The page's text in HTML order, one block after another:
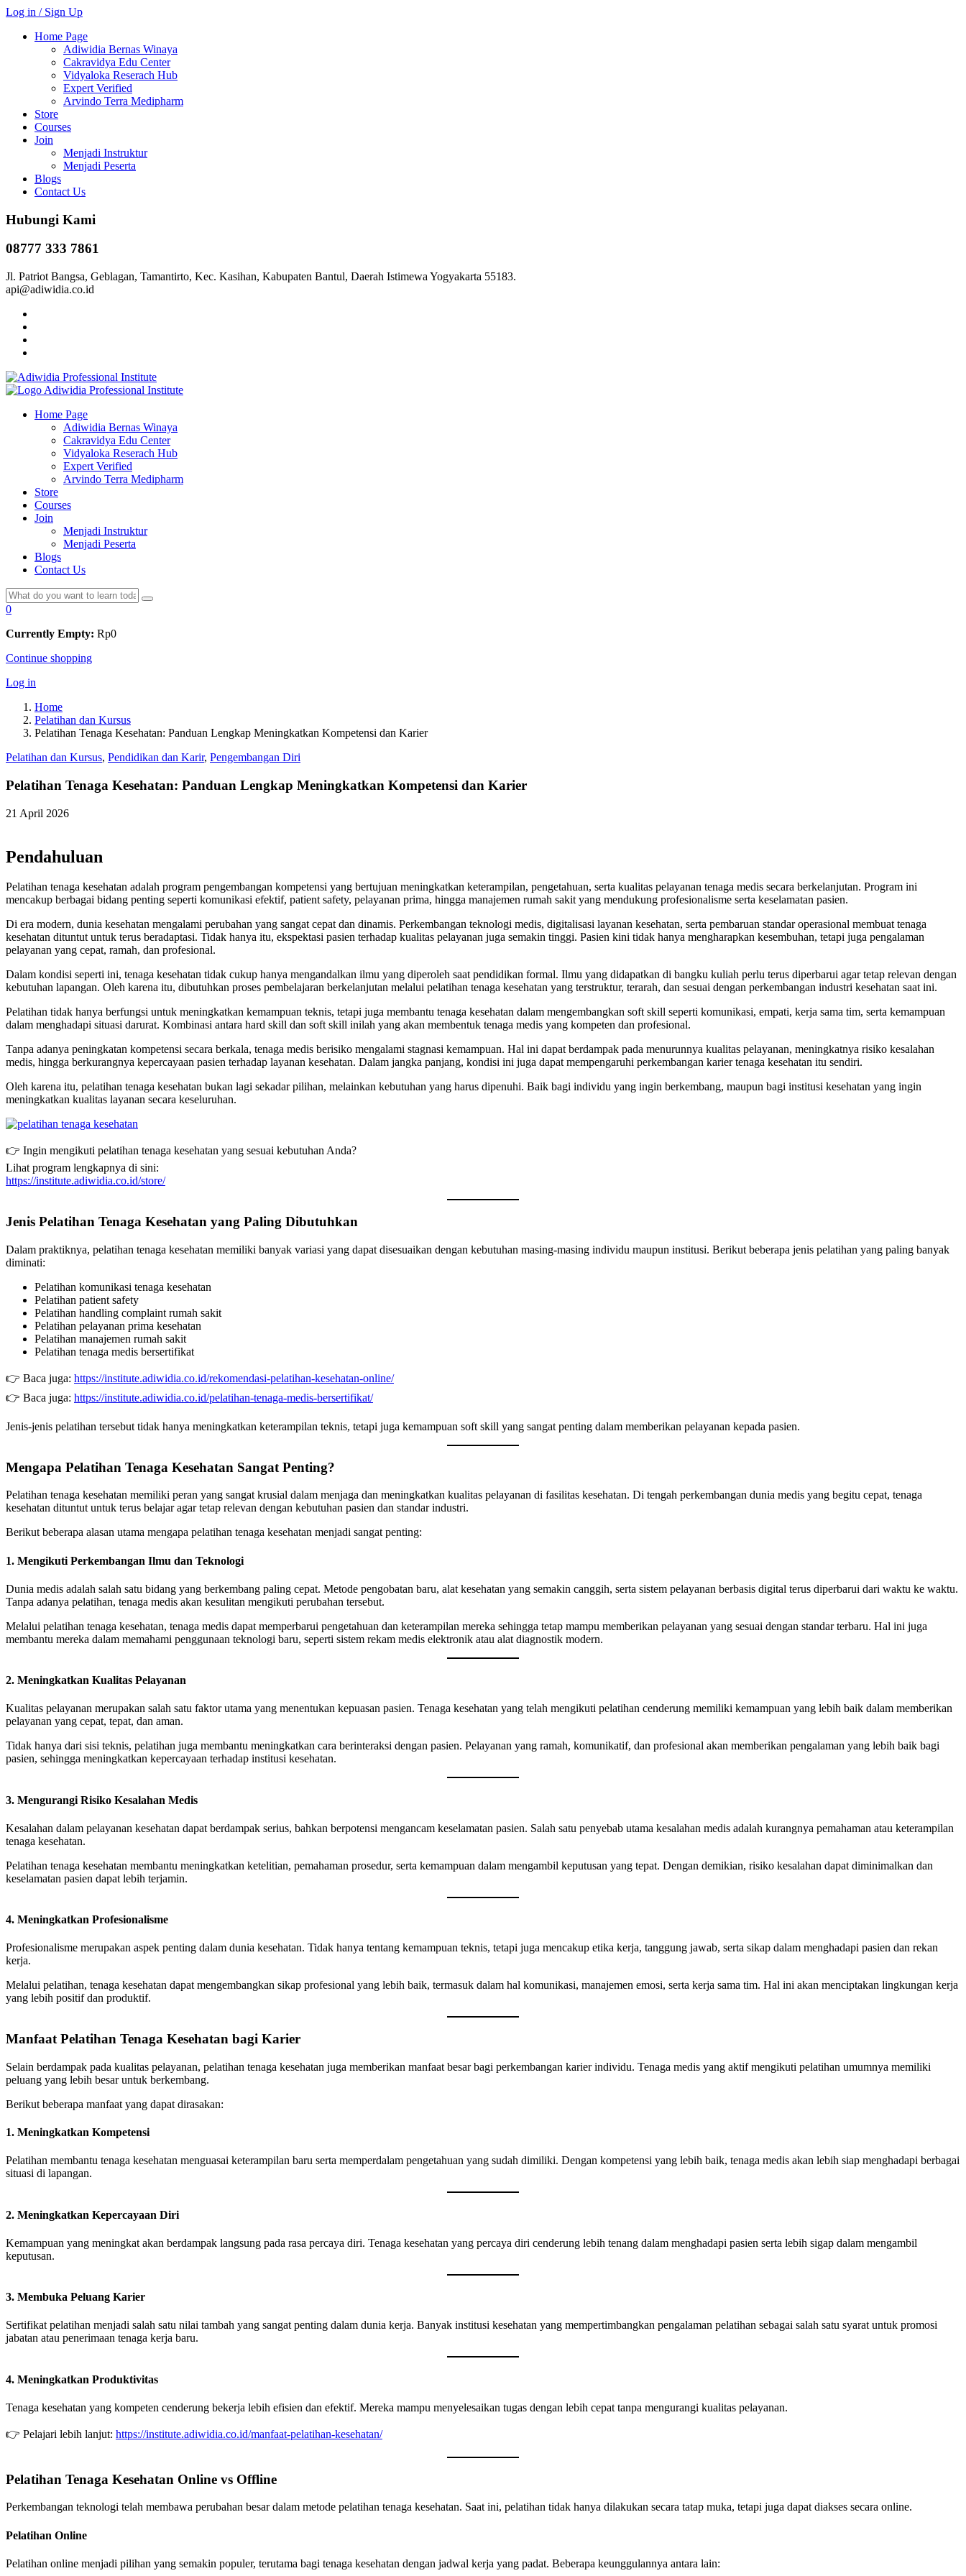
Log in / Sign Up
Home Page
Adiwidia Bernas Winaya
Cakravidya Edu Center
Vidyaloka Reserach Hub
Expert Verified
Arvindo Terra Medipharm
Store
Courses
Join
Menjadi Instruktur
Menjadi Peserta
Blogs
Contact Us
Hubungi Kami
08777 333 7861
Jl. Patriot Bangsa, Geblagan, Tamantirto, Kec. Kasihan, Kabupaten Bantul, Daerah Istimewa Yogyakarta 55183.
api@adiwidia.co.id
Home Page
Adiwidia Bernas Winaya
Cakravidya Edu Center
Vidyaloka Reserach Hub
Expert Verified
Arvindo Terra Medipharm
Store
Courses
Join
Menjadi Instruktur
Menjadi Peserta
Blogs
Contact Us
0
Currently Empty: Rp0
Continue shopping
Log in
Home
Pelatihan dan Kursus
Pelatihan Tenaga Kesehatan: Panduan Lengkap Meningkatkan Kompetensi dan Karier
Pelatihan dan Kursus, Pendidikan dan Karir, Pengembangan Diri
Pelatihan Tenaga Kesehatan: Panduan Lengkap Meningkatkan Kompetensi dan Karier
21 April 2026
Pendahuluan
Pelatihan tenaga kesehatan adalah program pengembangan kompetensi yang bertujuan meningkatkan keterampilan, pengetahuan, serta kualitas pelayanan tenaga medis secara berkelanjutan. Program ini
mencakup berbagai bidang penting seperti komunikasi efektif, patient safety, pelayanan prima, hingga manajemen rumah sakit yang mendukung profesionalisme serta keselamatan pasien.
Di era modern, dunia kesehatan mengalami perubahan yang sangat cepat dan dinamis. Perkembangan teknologi medis, digitalisasi layanan kesehatan, serta pembaruan standar operasional membuat tenaga
kesehatan dituntut untuk terus beradaptasi. Tidak hanya itu, ekspektasi pasien terhadap kualitas pelayanan juga semakin tinggi. Pasien kini tidak hanya mengharapkan kesembuhan, tetapi juga pengalaman
pelayanan yang cepat, ramah, dan profesional.
Dalam kondisi seperti ini, tenaga kesehatan tidak cukup hanya mengandalkan ilmu yang diperoleh saat pendidikan formal. Ilmu yang didapatkan di bangku kuliah perlu terus diperbarui agar tetap relevan dengan
kebutuhan lapangan. Oleh karena itu, dibutuhkan proses pembelajaran berkelanjutan melalui pelatihan tenaga kesehatan yang terstruktur, terarah, dan sesuai dengan perkembangan industri kesehatan saat ini.
Pelatihan tidak hanya berfungsi untuk meningkatkan kemampuan teknis, tetapi juga membantu tenaga kesehatan dalam mengembangkan soft skill seperti komunikasi, empati, kerja sama tim, serta kemampuan
dalam menghadapi situasi darurat. Kombinasi antara hard skill dan soft skill inilah yang akan membentuk tenaga medis yang kompeten dan profesional.
Tanpa adanya peningkatan kompetensi secara berkala, tenaga medis berisiko mengalami stagnasi kemampuan. Hal ini dapat berdampak pada menurunnya kualitas pelayanan, meningkatnya risiko kesalahan
medis, hingga berkurangnya kepercayaan pasien terhadap layanan kesehatan. Dalam jangka panjang, kondisi ini juga dapat mempengaruhi perkembangan karier tenaga kesehatan itu sendiri.
Oleh karena itu, pelatihan tenaga kesehatan bukan lagi sekadar pilihan, melainkan kebutuhan yang harus dipenuhi. Baik bagi individu yang ingin berkembang, maupun bagi institusi kesehatan yang ingin
meningkatkan kualitas layanan secara keseluruhan.
👉 Ingin mengikuti pelatihan tenaga kesehatan yang sesuai kebutuhan Anda?
Lihat program lengkapnya di sini:
https://institute.adiwidia.co.id/store/
Jenis Pelatihan Tenaga Kesehatan yang Paling Dibutuhkan
Dalam praktiknya, pelatihan tenaga kesehatan memiliki banyak variasi yang dapat disesuaikan dengan kebutuhan masing-masing individu maupun institusi. Berikut beberapa jenis pelatihan yang paling banyak
diminati:
Pelatihan komunikasi tenaga kesehatan
Pelatihan patient safety
Pelatihan handling complaint rumah sakit
Pelatihan pelayanan prima kesehatan
Pelatihan manajemen rumah sakit
Pelatihan tenaga medis bersertifikat
👉 Baca juga: https://institute.adiwidia.co.id/rekomendasi-pelatihan-kesehatan-online/
👉 Baca juga: https://institute.adiwidia.co.id/pelatihan-tenaga-medis-bersertifikat/
Jenis-jenis pelatihan tersebut tidak hanya meningkatkan keterampilan teknis, tetapi juga kemampuan soft skill yang sangat penting dalam memberikan pelayanan kepada pasien.
Mengapa Pelatihan Tenaga Kesehatan Sangat Penting?
Pelatihan tenaga kesehatan memiliki peran yang sangat krusial dalam menjaga dan meningkatkan kualitas pelayanan di fasilitas kesehatan. Di tengah perkembangan dunia medis yang begitu cepat, tenaga
kesehatan dituntut untuk terus belajar agar tetap relevan dengan kebutuhan pasien dan standar industri.
Berikut beberapa alasan utama mengapa pelatihan tenaga kesehatan menjadi sangat penting:
1. Mengikuti Perkembangan Ilmu dan Teknologi
Dunia medis adalah salah satu bidang yang berkembang paling cepat. Metode pengobatan baru, alat kesehatan yang semakin canggih, serta sistem pelayanan berbasis digital terus diperbarui dari waktu ke waktu.
Tanpa adanya pelatihan, tenaga medis akan kesulitan mengikuti perubahan tersebut.
Melalui pelatihan tenaga kesehatan, tenaga medis dapat memperbarui pengetahuan dan keterampilan mereka sehingga tetap mampu memberikan pelayanan yang sesuai dengan standar terbaru. Hal ini juga
membantu mereka dalam memahami penggunaan teknologi baru, seperti sistem rekam medis elektronik atau alat diagnostik modern.
2. Meningkatkan Kualitas Pelayanan
Kualitas pelayanan merupakan salah satu faktor utama yang menentukan kepuasan pasien. Tenaga kesehatan yang telah mengikuti pelatihan cenderung memiliki kemampuan yang lebih baik dalam memberikan
pelayanan yang cepat, tepat, dan aman.
Tidak hanya dari sisi teknis, pelatihan juga membantu meningkatkan cara berinteraksi dengan pasien. Pelayanan yang ramah, komunikatif, dan profesional akan memberikan pengalaman yang lebih baik bagi
pasien, sehingga meningkatkan kepercayaan terhadap institusi kesehatan.
3. Mengurangi Risiko Kesalahan Medis
Kesalahan dalam pelayanan kesehatan dapat berdampak serius, bahkan berpotensi mengancam keselamatan pasien. Salah satu penyebab utama kesalahan medis adalah kurangnya pemahaman atau keterampilan
tenaga kesehatan.
Pelatihan tenaga kesehatan membantu meningkatkan ketelitian, pemahaman prosedur, serta kemampuan dalam mengambil keputusan yang tepat. Dengan demikian, risiko kesalahan dapat diminimalkan dan
keselamatan pasien dapat lebih terjamin.
4. Meningkatkan Profesionalisme
Profesionalisme merupakan aspek penting dalam dunia kesehatan. Tidak hanya tentang kemampuan teknis, tetapi juga mencakup etika kerja, tanggung jawab, serta sikap dalam menghadapi pasien dan rekan
kerja.
Melalui pelatihan, tenaga kesehatan dapat mengembangkan sikap profesional yang lebih baik, termasuk dalam hal komunikasi, manajemen emosi, serta kerja sama tim. Hal ini akan menciptakan lingkungan kerja
yang lebih positif dan produktif.
Manfaat Pelatihan Tenaga Kesehatan bagi Karier
Selain berdampak pada kualitas pelayanan, pelatihan tenaga kesehatan juga memberikan manfaat besar bagi perkembangan karier individu. Tenaga medis yang aktif mengikuti pelatihan umumnya memiliki
peluang yang lebih besar untuk berkembang.
Berikut beberapa manfaat yang dapat dirasakan:
1. Meningkatkan Kompetensi
Pelatihan membantu tenaga kesehatan menguasai keterampilan baru serta memperdalam pengetahuan yang sudah dimiliki. Dengan kompetensi yang lebih baik, tenaga medis akan lebih siap menghadapi berbagai
situasi di lapangan.
2. Meningkatkan Kepercayaan Diri
Kemampuan yang meningkat akan berdampak langsung pada rasa percaya diri. Tenaga kesehatan yang percaya diri cenderung lebih tenang dalam menghadapi pasien serta lebih sigap dalam mengambil
keputusan.
3. Membuka Peluang Karier
Sertifikat pelatihan menjadi salah satu nilai tambah yang sangat penting dalam dunia kerja. Banyak institusi kesehatan yang mempertimbangkan pengalaman pelatihan sebagai salah satu syarat untuk promosi
jabatan atau penerimaan tenaga kerja baru.
4. Meningkatkan Produktivitas
Tenaga kesehatan yang kompeten cenderung bekerja lebih efisien dan efektif. Mereka mampu menyelesaikan tugas dengan lebih cepat tanpa mengurangi kualitas pelayanan.
👉 Pelajari lebih lanjut: https://institute.adiwidia.co.id/manfaat-pelatihan-kesehatan/
Pelatihan Tenaga Kesehatan Online vs Offline
Perkembangan teknologi telah membawa perubahan besar dalam metode pelatihan tenaga kesehatan. Saat ini, pelatihan tidak hanya dilakukan secara tatap muka, tetapi juga dapat diakses secara online.
Pelatihan Online
Pelatihan online menjadi pilihan yang semakin populer, terutama bagi tenaga kesehatan dengan jadwal kerja yang padat. Beberapa keunggulannya antara lain: